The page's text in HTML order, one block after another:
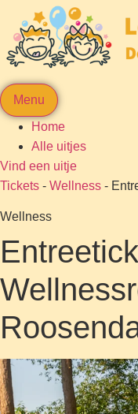
Menu
Home
Alle uitjes
Vind een uitje
Tickets - Wellness -
Wellness